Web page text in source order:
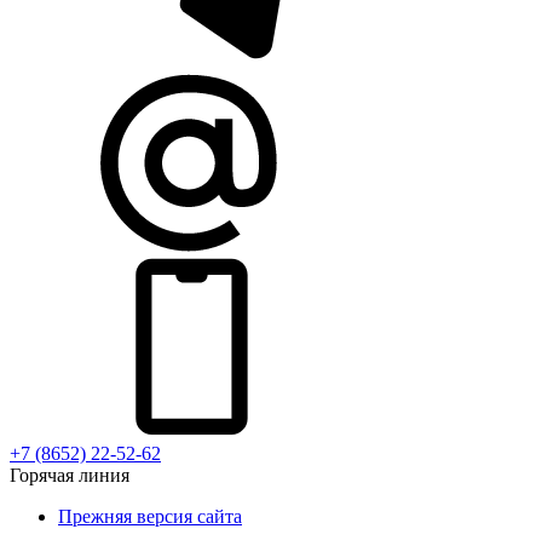
+7 (8652) 22-52-62
Горячая линия
Прежняя версия сайта